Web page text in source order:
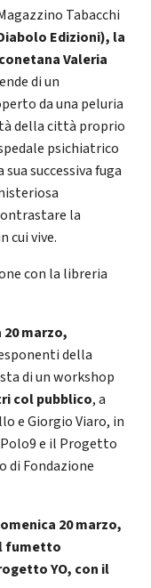
Tabacchi
Edizioni), la
Valeria
di un
da una peluria
della città proprio
psichiatrico
successiva fuga
la
cui vive.
con la libreria
20 marzo,
della
di un workshop
col pubblico, a
e Giorgio Viaro, in
e il Progetto
di Fondazione
20 marzo,
fumetto
YO, con il